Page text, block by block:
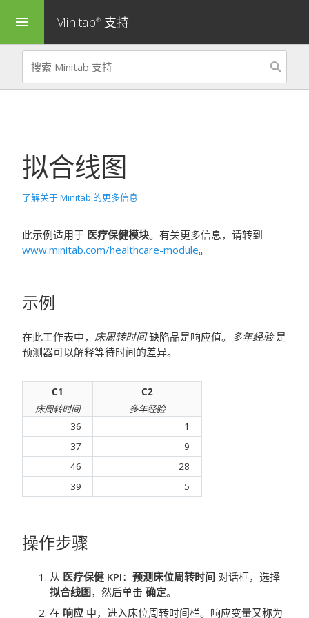
menu Minitab® 支持
拟合线图
了解关于 Minitab 的更多信息
此示例适用于 医疗保健模块。有关更多信息，请转到
www.minitab.com/healthcare-module。
示例
在此工作表中， 床周转时间缺陷品是响应值。 多年经验是
预测器可以解释等待时间的差异。
C1
C2
床周转时间
多年经验
36
1
37
9
46
28
39
5
操作步骤
从 医疗保健 KPI： 预测床位周转时间 对话框，选择
拟合线图，然后单击 确定。
在 响应 中，进入床位周转时间栏。响应变量又称为